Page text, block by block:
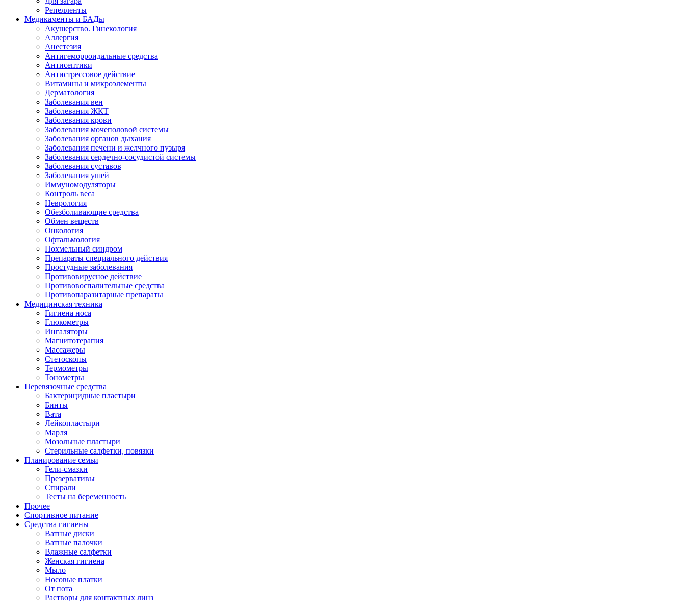
Репелленты
Медикаменты и БАДы
Акушерство. Гинекология
Аллергия
Анестезия
Антигеморроидальные средства
Антисептики
Антистрессовое действие
Витамины и микроэлементы
Дерматология
Заболевания вен
Заболевания ЖКТ
Заболевания крови
Заболевания мочеполовой системы
Заболевания органов дыхания
Заболевания печени и желчного пузыря
Заболевания сердечно-сосудистой системы
Заболевания суставов
Заболевания ушей
Иммуномодуляторы
Контроль веса
Неврология
Обезболивающие средства
Обмен веществ
Онкология
Офтальмология
Похмельный синдром
Препараты специального действия
Простудные заболевания
Противовирусное действие
Противовоспалительные средства
Противопаразитарные препараты
Медицинская техника
Гигиена носа
Глюкометры
Ингаляторы
Магнитотерапия
Массажеры
Стетоскопы
Термометры
Тонометры
Перевязочные средства
Бактерицидные пластыри
Бинты
Вата
Лейкопластыри
Марля
Мозольные пластыри
Стерильные салфетки, повязки
Планирование семьи
Гели-смазки
Презервативы
Спирали
Тесты на беременность
Прочее
Спортивное питание
Средства гигиены
Ватные диски
Ватные палочки
Влажные салфетки
Женская гигиена
Мыло
Носовые платки
От пота
Растворы для контактных линз